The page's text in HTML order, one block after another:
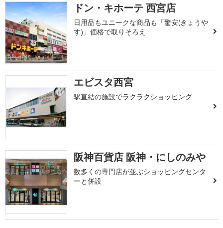
ドン・キホーテ 西宮店
日用品もユニークな商品も「驚安(きょうや
す)」価格で取りそろえ
エビスタ西宮
駅直結の施設でラクラクショッピング
阪神百貨店 阪神・にしのみや
数多くの専門店が並ぶショッピングセンタ
ーと併設